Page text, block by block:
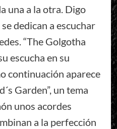
una a la otra. Digo
dedican a escuchar
“The Golgotha
escucha en su
continuación aparece
Garden”, un tema
unos acordes
a la perfección